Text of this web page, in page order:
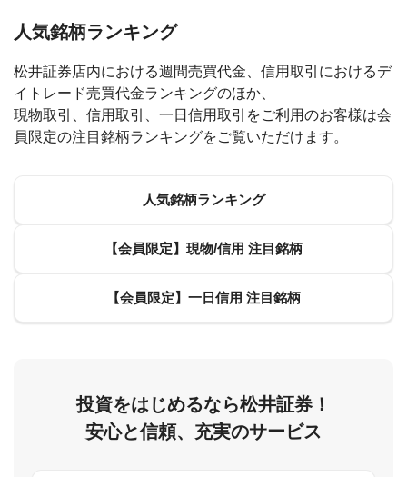
人気銘柄ランキング
松井証券店内における週間売買代金、信用取引におけるデ
イトレード売買代金ランキングのほか、
現物取引、信用取引、一日信用取引をご利用のお客様は会
員限定の注目銘柄ランキングをご覧いただけます。
人気銘柄ランキング
【会員限定】現物/信用 注目銘柄
【会員限定】一日信用 注目銘柄
投資をはじめるなら松井証券！
安心と信頼、充実のサービス